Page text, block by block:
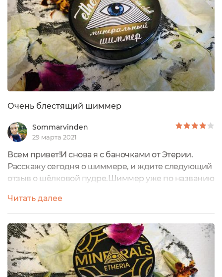
Aurora....
Очень блестящий шиммер
Sommarvinden
29 марта 2021
Всем привет!И снова я с баночками от Этерии.
Расскажу сегодня о шиммере, и ждите следующий
отзыв о шёлковой пудре.Шиммер уже по названию
насколько сильно, в этом весь вопрос. Я так думала,
что шиммер деликатнее хайлайтера, но вроде как
вышло, что он блестит чуть ли не мощнее. В итоге
область нанесения такого продукта у меня резко
сократилась со всего лица...
Читать далее